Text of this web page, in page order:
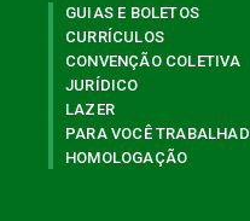
GUIAS E BOLETOS
CURRÍCULOS
CONVENÇÃO COLETIVA
JURÍDICO
LAZER
PARA VOCÊ
HOMOLOGAÇÃO